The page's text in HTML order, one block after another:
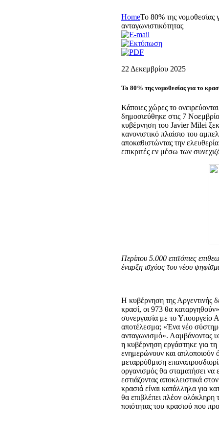
HomeΤο 80% της νομοθεσίας
ανταγωνιστικότητας
22 Δεκεμβρίου 2025
Το 80% της νομοθεσίας για το
Κάποιες χώρες το
δημοσιεύθηκε στις 7
κυβέρνηση του Javier Milei
κανονιστικό πλαίσιο του
αποκαθιστώντας την
επικριτές εν μέσω των
Περίπου 5.000 επιτόπιες
έναρξη ισχύος του νέου
Η κυβέρνηση της Αργεντινής
κρασί, οι 973 θα
συνεργασία με το Υπουργείο
αποτέλεσμα; «Ένα νέο
ανταγωνισμό». Λαμβάνοντας
η κυβέρνηση εργάστηκε για
ενημερώνουν και απλοποιούν
μεταρρύθμιση
οργανισμός θα σταματήσει να
εστιάζοντας αποκλειστικά
κρασιά είναι κατάλληλα για
θα επιβλέπει πλέον ολόκληρη
ποιότητας του κρασιού που